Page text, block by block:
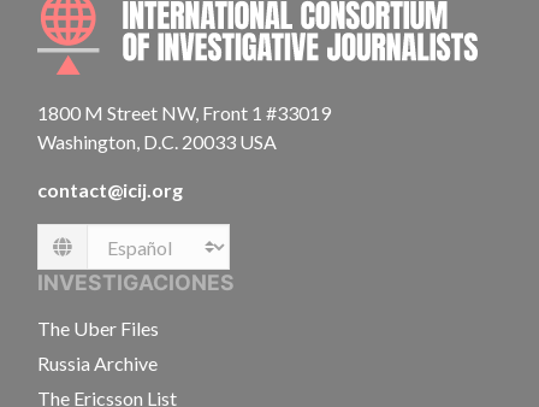
1800 M Street NW, Front 1 #33019
Washington, D.C. 20033 USA
contact@icij.org
Language
INVESTIGACIONES
The Uber Files
Russia Archive
The Ericsson List